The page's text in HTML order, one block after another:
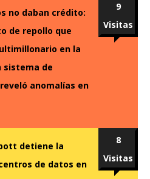
no daban crédito:
de repollo que
en la
sistema de
anomalías en
9
Visitas
detiene la
de datos en
8
Visitas